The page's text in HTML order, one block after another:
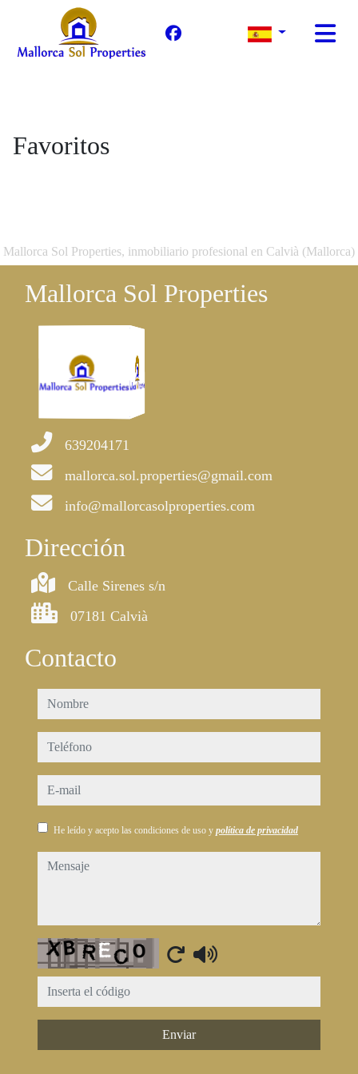
Favoritos
Mallorca Sol Properties, inmobiliario profesional en Calvià (Mallorca)
Mallorca Sol Properties
639204171
mallorca.sol.properties@gmail.com
info@mallorcasolproperties.com
Dirección
Calle Sirenes s/n
07181 Calvià
Contacto
nombre
teléfono
e-mail
He leído y acepto las condiciones de uso y política de privacidad
mensaje
Captcha
Enviar